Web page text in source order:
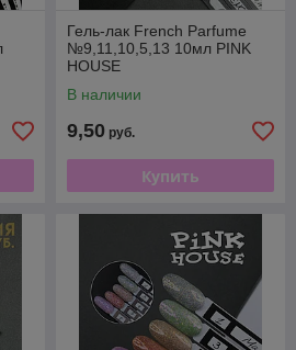
Гель-лак French Parfume
№9,11,10,5,13 10мл PINK
HOUSE
В наличии
9,50 руб.
Купить